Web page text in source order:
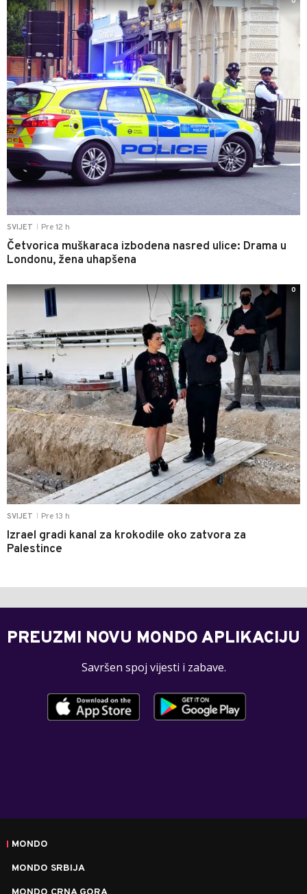
SVIJET Pre 12 h
Četvorica muškaraca izbodena nasred ulice: Drama u
Londonu, žena uhapšena
SVIJET Pre 13 h
Izrael gradi kanal za krokodile oko zatvora za
Palestince
0
PREUZMI NOVU MONDO APLIKACIJU
Savršen spoj vijesti i zabave.
MONDO
MONDO SRBIJA